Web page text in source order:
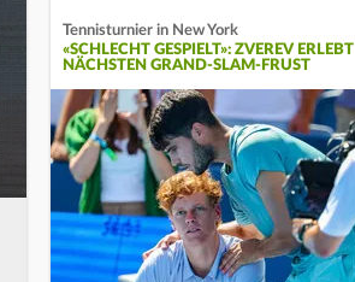
Tennisturnier in New York
«SCHLECHT GESPIELT»: ZVEREV ERLEBT
NÄCHSTEN GRAND-SLAM-FRUST